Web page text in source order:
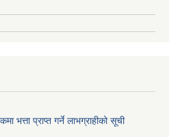
भत्ता प्राप्‍त गर्ने लाभग्राहीको सूची